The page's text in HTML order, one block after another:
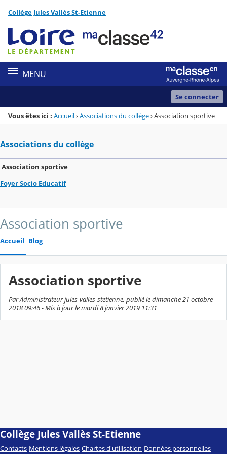
Menu de la rubrique
Contenu
Collège Jules Vallès St-Etienne
MENU
Se connecter
Vous êtes ici : Accueil›Associations du collège›Association sportive
Associations du collège
Association sportive
Foyer Socio Educatif
Association sportive
Accueil Blog
Association sportive
Par Administrateur jules-valles-stetienne, publié le dimanche 21 octobre
2018 09:46 - Mis à jour le mardi 8 janvier 2019 11:31
Collège Jules Vallès St-Etienne
Contacts Mentions légales Chartes d'utilisation Données personnelles